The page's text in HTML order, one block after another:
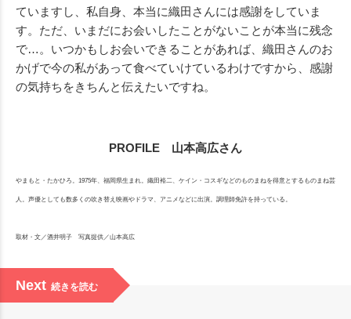
ていますし、私自身、本当に織田さんには感謝をしていま
す。ただ、いまだにお会いしたことがないことが本当に残念
で…。いつかもしお会いできることがあれば、織田さんのお
かげで今の私があって食べていけているわけですから、感謝
の気持ちをきちんと伝えたいですね。
PROFILE 山本高広さん
やまもと・たかひろ。1975年、福岡県生まれ。織田裕二、ケイン・コスギなどのものまねを得意とするものまね芸
人。声優としても数多くの吹き替え映画やドラマ、アニメなどに出演。調理師免許を持っている。
取材・文／酒井明子 写真提供／山本高広
Next 続きを読む